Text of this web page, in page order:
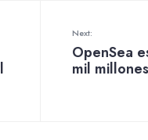
Next:
OpenSea
mil